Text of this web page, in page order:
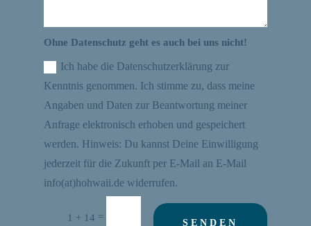
Ohne Datenschutz geht es auch bei uns nicht!
Ich habe die Datenschutzerklärung zur
Kenntnis genommen. Ich stimme zu, dass meine
Angaben und Daten zur Beantwortung meiner
Anfrage elektronisch erhoben und gespeichert
werden. Hinweis: Du kannst Deine Einwilligung
jederzeit für die Zukunft per E-Mail an E-Mail
info(at)hohwaii.de widerrufen.
1 + 14 =
SENDEN